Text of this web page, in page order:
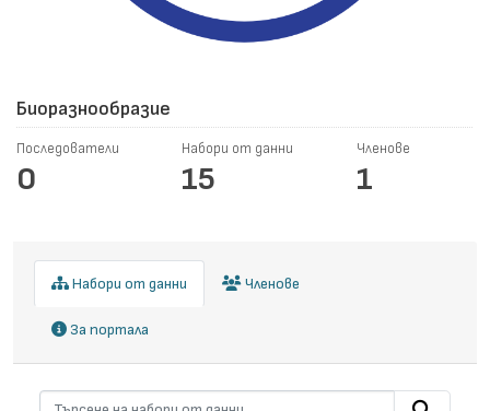
Биоразнообразие
Последователи
0
Набори от данни
15
Членове
1
Набори от данни Членове
За портала